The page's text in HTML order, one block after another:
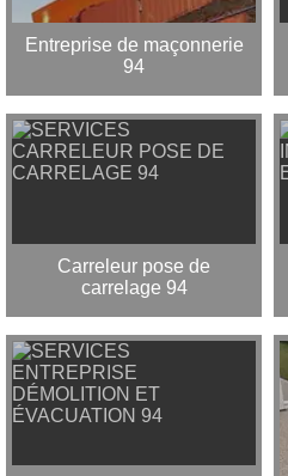
Entreprise de maçonnerie
94
Carreleur pose de
carrelage 94